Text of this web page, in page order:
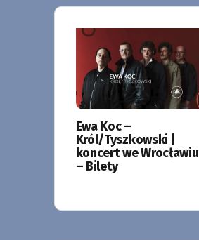
Ewa Koc –
Król/Tyszkowski |
koncert we Wrocławiu
– Bilety